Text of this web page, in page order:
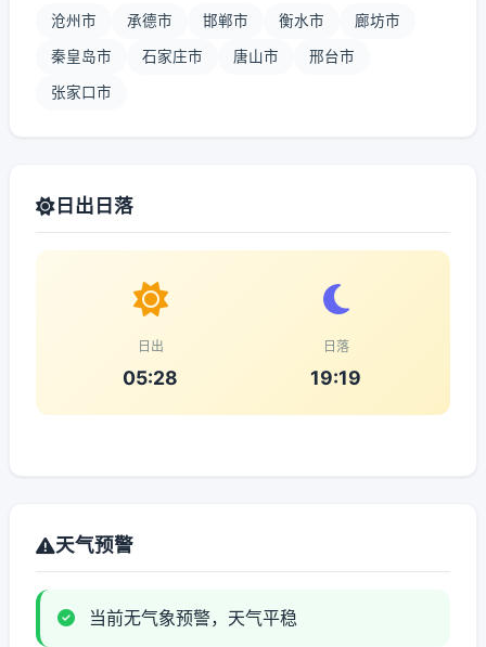
沧州市 承德市 邯郸市 衡水市 廊坊市
秦皇岛市 石家庄市 唐山市 邢台市
张家口市
日出日落
日出
05:28
日落
19:19
天气预警
当前无气象预警，天气平稳